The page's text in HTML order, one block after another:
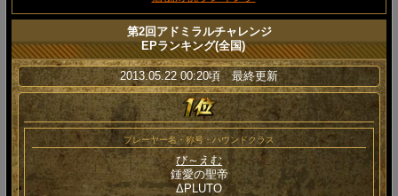
第2回アドミラルチャレンジ
EPランキング(全国)
2013.05.22 00:20頃 最終更新
プレーヤー名・称号・ハウンドクラス
び～えむ
鍾愛の聖帝
ΔPLUTO